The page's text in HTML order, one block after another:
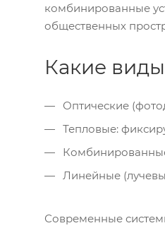
комбинированные
общественных
Какие
Оптические
Тепловые:
Линейные
Современные